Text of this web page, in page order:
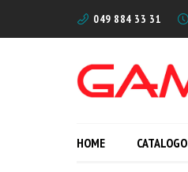
049 884 33 31
HOME CATALOGO